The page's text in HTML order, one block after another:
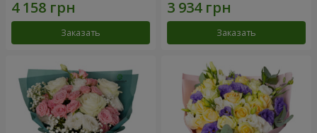
Заказать Заказать